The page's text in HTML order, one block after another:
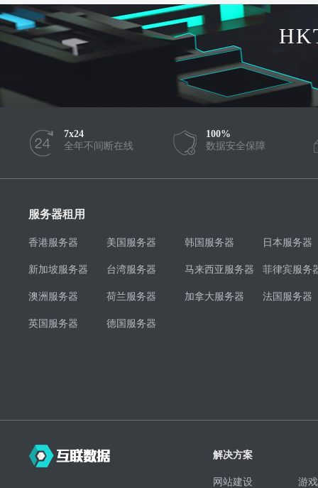
7x24
全年不间断在线
100%
数据安全保障
服务器租用
香港服务器 美国服务器 韩国服务器 日本服务器
新加坡服务器 台湾服务器 马来西亚服务器 菲律宾服务
澳洲服务器 荷兰服务器 加拿大服务器 法国服务器
英国服务器 德国服务器
解决方案
网站建设 游